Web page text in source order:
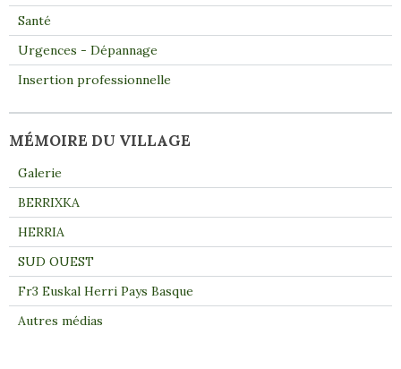
Santé
Urgences - Dépannage
Insertion professionnelle
MÉMOIRE DU VILLAGE
Galerie
BERRIXKA
HERRIA
SUD OUEST
Fr3 Euskal Herri Pays Basque
Autres médias